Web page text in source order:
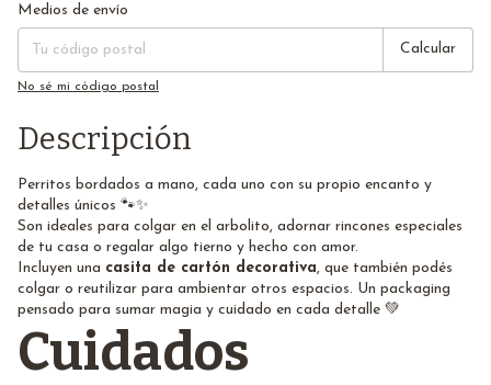
Entregas para el CP:
Medios de envío
Calcular
No sé mi código postal
Descripción
Perritos bordados a mano, cada uno con su propio encanto y
detalles únicos 🐾✨
Son ideales para colgar en el arbolito, adornar rincones especiales
de tu casa o regalar algo tierno y hecho con amor.
Incluyen una casita de cartón decorativa, que también podés
colgar o reutilizar para ambientar otros espacios. Un packaging
pensado para sumar magia y cuidado en cada detalle 💚
Cuidados